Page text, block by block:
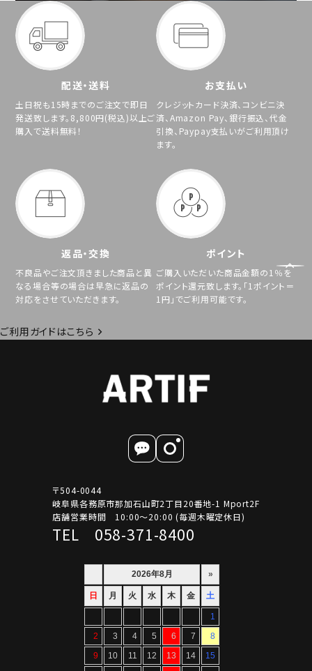
配送・送料
土日祝も15時までのご注文で即日
発送致します。8,800円(税込)以上ご
購入で送料無料！
お支払い
クレジットカード決済、コンビニ決
済、Amazon Pay、銀行振込、代金
引換、Paypay支払いがご利用頂け
ます。
返品・交換
不良品やご注文頂きました商品と異
なる場合等の場合は早急に返品の
対応をさせていただきます。
ポイント
ご購入いただいた商品金額の1％を
ポイント還元致します。「1ポイント＝
1円」でご利用可能です。
ご利用ガイドはこちら
〒504-0044
岐阜県各務原市那加石山町2丁目20番地-1 Mport2F
店舗営業時間 10:00～20:00 (毎週木曜定休日)
TEL 058-371-8400